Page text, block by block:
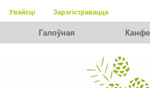
Увайсці Зарэгістравацца
Галоўная